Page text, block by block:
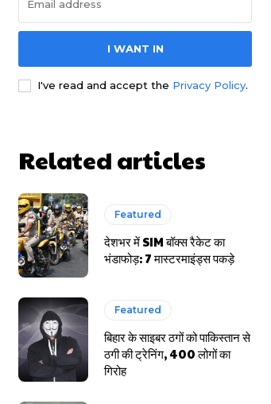
I WANT IN
I've read and accept the Privacy Policy.
Related articles
Featured
देशभर में SIM बॉक्स रैकेट का
भंडाफोड़: 7 मास्टरमाइंड्स पकड़े
Featured
बिहार के साइबर ठगों को पाकिस्तान से
ठगी की ट्रेनिंग, 400 लोगों का
गिरोह